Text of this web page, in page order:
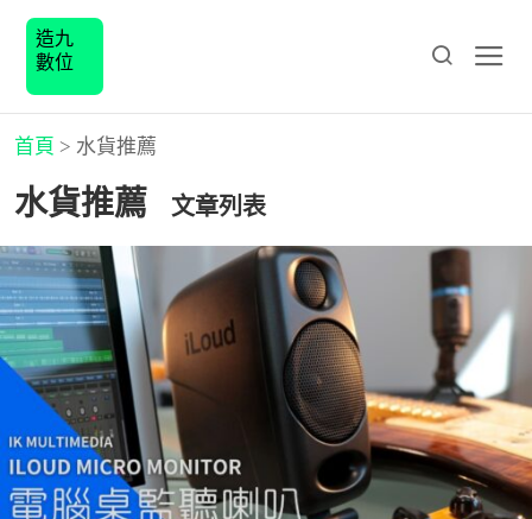
造九
數位
首頁 > 水貨推薦
水貨推薦 文章列表